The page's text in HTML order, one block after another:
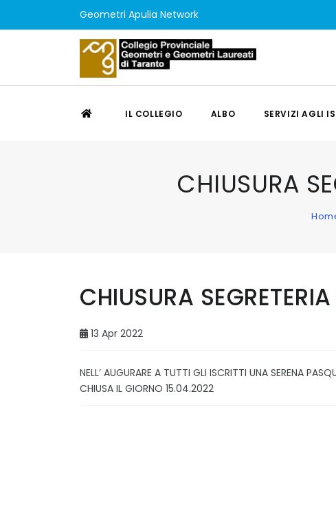
Geometri Apulia Network
IL COLLEGIO ALBO SERVIZI AGLI
CHIUSURA
CHIUSURA
13 Apr 2022
NELL’ AUGURARE A TUTTI GLI ISCRITTI UNA SERENA
CHIUSA IL GIORNO 15.04.2022